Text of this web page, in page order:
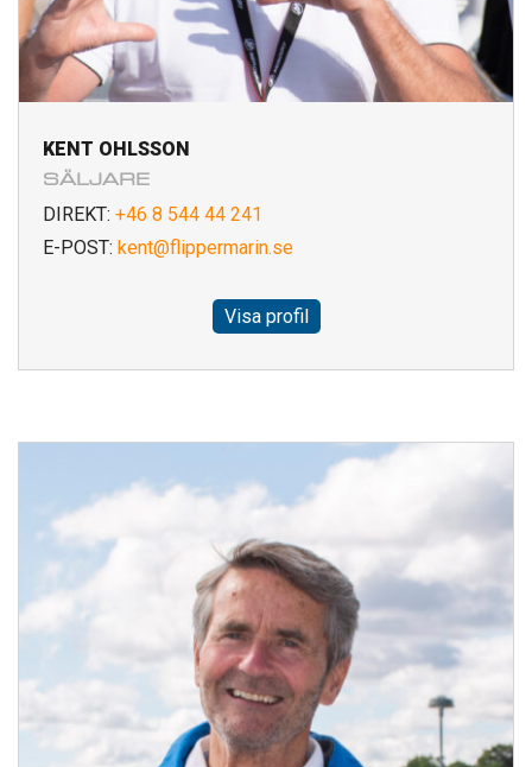
KENT OHLSSON
SÄLJARE
DIREKT: +46 8 544 44 241
E-POST: kent@flippermarin.se
Visa profil